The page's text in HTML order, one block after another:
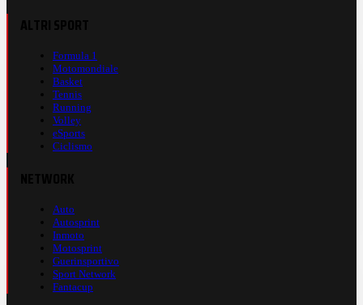
Formula 1
Motomondiale
Basket
Tennis
Running
Volley
eSports
Ciclismo
Auto
Autosprint
Inmoto
Motosprint
Guerinsportivo
Sport Network
Fantacup